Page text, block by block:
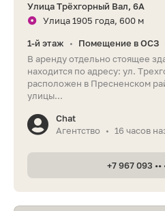
Улица Трёхгорный Вал, 6А
Улица 1905 года, 600 м
1-й этаж • Помещение в ОСЗ
В аренду отдельно стоящее
находится по адресу: ул.
расположен в Пресненском
улицы...
Chat
Агентство
• 16 часов
+7 967 093 ••